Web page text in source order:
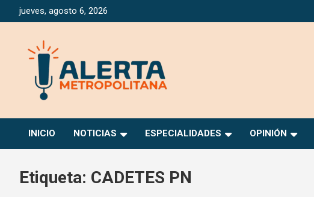
Saltarjueves, agosto 6, 2026
Alerta Metropolitana
INICIO NOTICIAS ESPECIALIDADES OPINIÓN
Etiqueta: CADETES PN